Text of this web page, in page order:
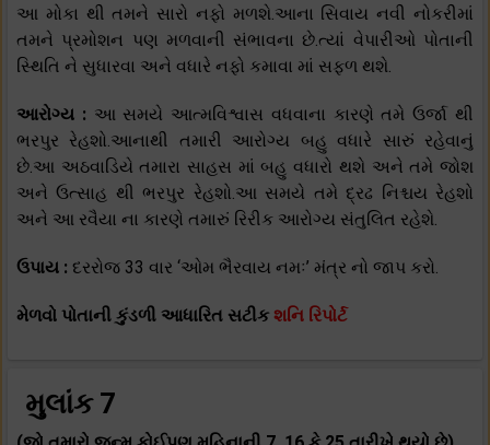
આ મોકા થી તમને સારો નફો મળશે.આના સિવાય નવી નોકરીમાં
તમને પ્રમોશન પણ મળવાની સંભાવના છે.ત્યાં વેપારીઓ પોતાની
સ્થિતિ ને સુધારવા અને વધારે નફો કમાવા માં સફળ થશે.
આરોગ્ય : આ સમયે આત્મવિશ્વાસ વધવાના કારણે તમે ઉર્જા થી
ભરપુર રેહશો.આનાથી તમારી આરોગ્ય બહુ વધારે સારું રહેવાનું
છે.આ અઠવાડિયે તમારા સાહસ માં બહુ વધારો થશે અને તમે જોશ
અને ઉત્સાહ થી ભરપુર રેહશો.આ સમયે તમે દ્રઢ નિશ્ચય રેહશો
અને આ રવૈયા ના કારણે તમારું રિરીક આરોગ્ય સંતુલિત રહેશે.
ઉપાય : દરરોજ 33 વાર ‘ઓમ ભૈરવાય નમઃ’ મંત્ર નો જાપ કરો.
મેળવો પોતાની કુંડળી આધારિત સટીક શનિ રિપોર્ટ
મુલાંક 7